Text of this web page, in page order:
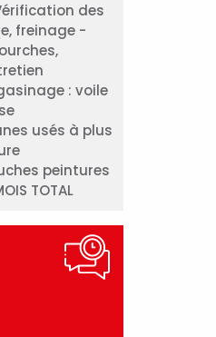
des
freinage -
: voile
usés à plus
peintures
TOTAL